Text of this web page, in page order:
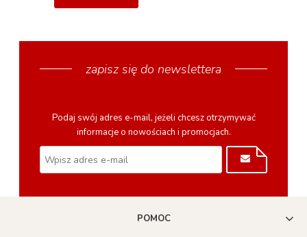
zapisz się do newslettera
Podaj swój adres e-mail, jeżeli chcesz otrzymywać
informacje o nowościach i promocjach.
POMOC